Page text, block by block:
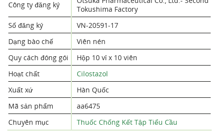
Công ty đăng ký
Tokushima Factory
Số đăng ký
VN-20591-17
Dạng bào chế
Viên nén
Quy cách đóng gói
Hộp 10 vỉ x 10 viên
Hoạt chất
Cilostazol
Xuất xứ
Hàn Quốc
Mã sản phẩm
aa6475
Chuyên mục
Thuốc Chống Kết Tập Tiểu Cầu